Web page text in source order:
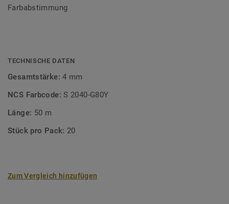
Farbabstimmung
TECHNISCHE DATEN
Gesamtstärke:4 mm
NCS Farbcode:S 2040-G80Y
Länge: 50 m
Stück pro Pack: 20
Zum Vergleich hinzufügen